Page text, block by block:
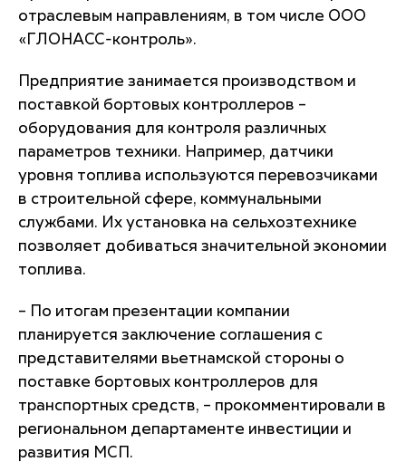
отраслевым направлениям, в том числе ООО
«ГЛОНАСС-контроль».
Предприятие занимается производством и
поставкой бортовых контроллеров –
оборудования для контроля различных
параметров техники. Например, датчики
уровня топлива используются перевозчиками
в строительной сфере, коммунальными
службами. Их установка на сельхозтехнике
позволяет добиваться значительной экономии
топлива.
– По итогам презентации компании
планируется заключение соглашения с
представителями вьетнамской стороны о
поставке бортовых контроллеров для
транспортных средств, – прокомментировали в
региональном департаменте инвестиции и
развития МСП.